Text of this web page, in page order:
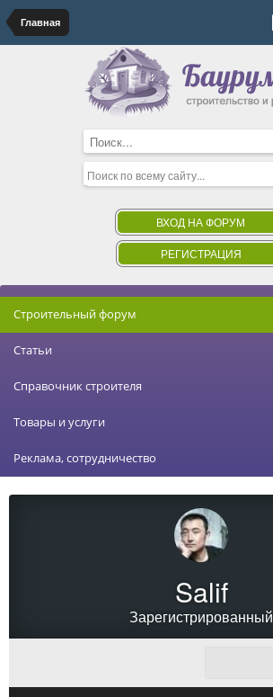
Главная
ВХОД НА ФОРУМ
РЕГИСТРАЦИЯ
Строительный форум
Статьи
Справочник строителя
Товары и услуги
Реклама, сотрудничество
Salif
Зарегистрированный